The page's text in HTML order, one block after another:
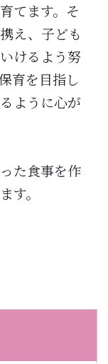
てます。そ
え、子ども
けるよう努
育を目指し
ように心が
た食事を作
す。